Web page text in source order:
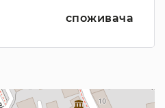
споживача